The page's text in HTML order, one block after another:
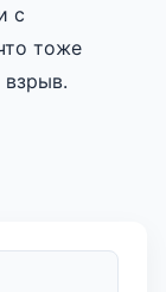
с
тоже